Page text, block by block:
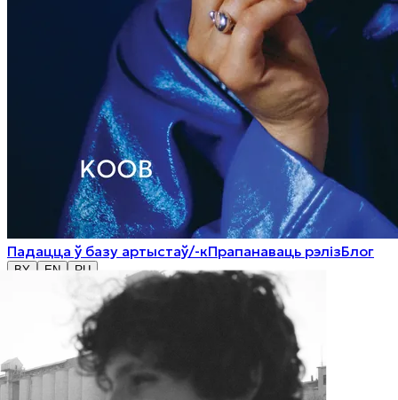
Падацца ў базу артыстаў/-кПрапанаваць рэлізБлог
BY EN RU